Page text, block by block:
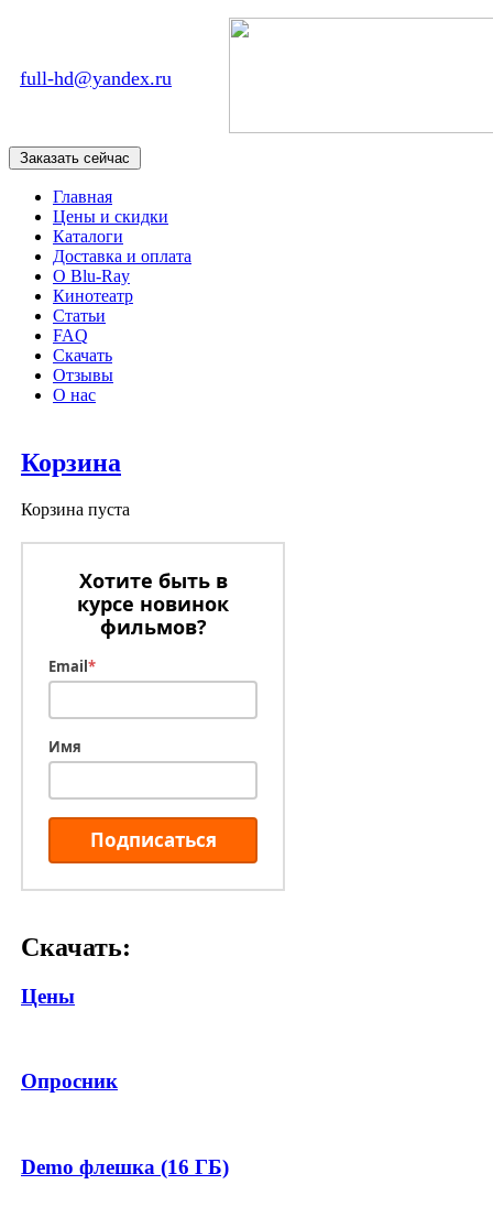
full-hd@yandex.ru
Главная
Цены и скидки
Каталоги
Доставка и оплата
О Blu-Ray
Кинотеатр
Статьи
FAQ
Скачать
Отзывы
О нас
Корзина
Корзина пуста
Хотите быть в
курсе новинок
фильмов?
Email*
Имя
Подписаться
Скачать:
Цены
Опросник
Demo флешка (16 ГБ)